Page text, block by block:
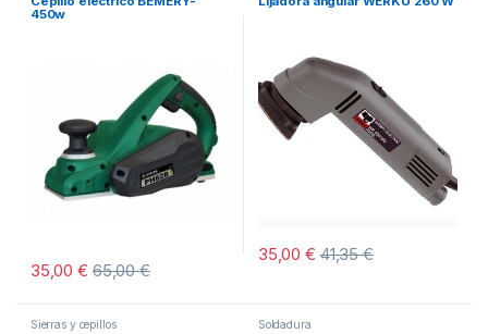
450w
35,00€ 65,00€
35,00€ 41,35€
Sierras y cepillos Soldadura